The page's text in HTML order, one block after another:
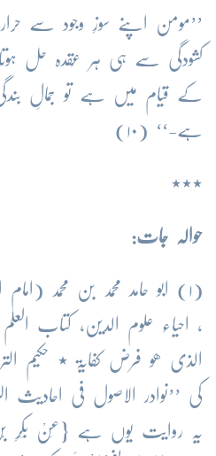
’’مومن اپنے سوزِ وجود سے
کشودگی سے ہی ہر عُقدہ حل
کے قیام میں ہے تو جمالِ
ہے-‘‘ (۱۰)
٭٭٭
حوالہ جات:
، احیاء علوم الدین، کتاب
یہ روایت یوں ہے {عَنْ بَکْرِ بْنِ